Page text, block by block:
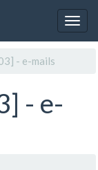
- e-mails
- e-